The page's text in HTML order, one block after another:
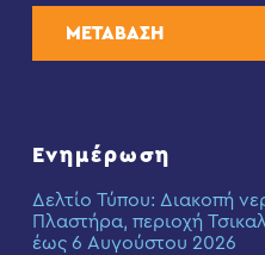
ΜΕΤΑΒΑΣΗ
Ενημέρωση
Δελτίο Τύπου: Διακοπή
Πλαστήρα, περιοχή
έως 6 Αυγούστου 2026